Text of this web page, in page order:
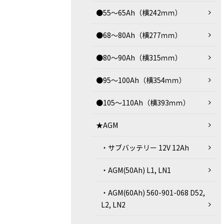
●55～65Ah（横242ｍｍ）
●68～80Ah（横277ｍｍ）
●80～90Ah（横315ｍｍ）
●95～100Ah（横354ｍｍ）
●105～110Ah（横393ｍｍ）
★AGM
・サブバッテリー 12V 12Ah
・AGM(50Ah) L1, LN1
・AGM(60Ah) 560-901-068 D52,
L2, LN2